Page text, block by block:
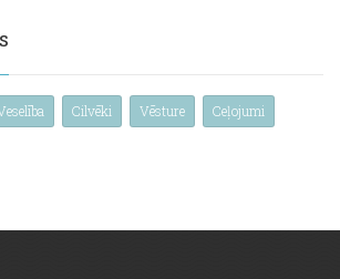
Cilvēki Vēsture Ceļojumi